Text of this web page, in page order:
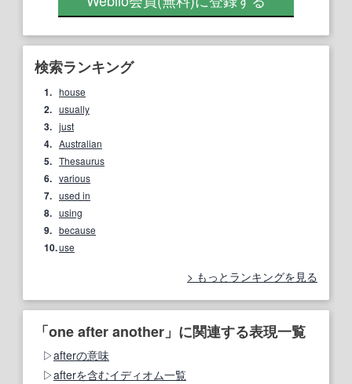
検索ランキング
1. house
2. usually
3. just
4. Australian
5. Thesaurus
6. various
7. used in
8. using
9. because
10.use
もっとランキングを見る
「one after another」に関連する表現一覧
afterの意味
afterを含むイディオム一覧